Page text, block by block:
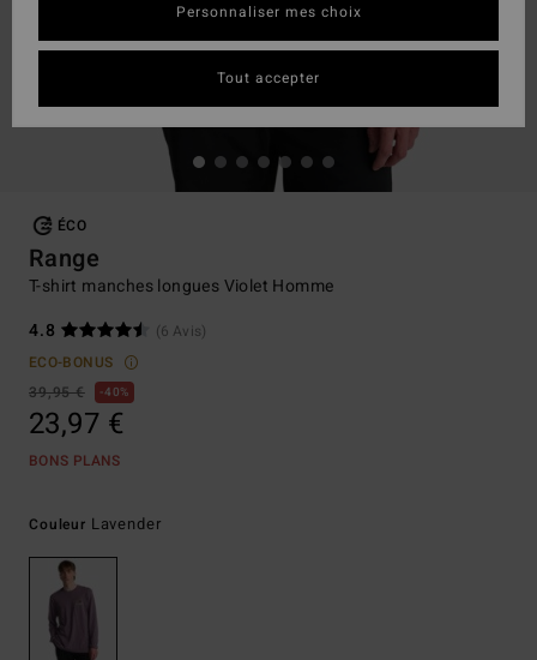
ÉCO
Range
T-shirt manches longues Violet Homme
4.8
(6 Avis)
ECO-BONUS
39,95 €
40%
23,97 €
BONS PLANS
Couleur Lavender
Personnaliser mes choix
Tout accepter